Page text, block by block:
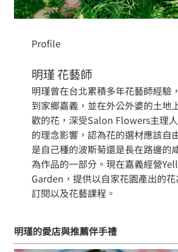
Profile
明瑾 花藝師
明瑾曾在台北累積多年花藝師經驗
到家鄉嘉義，並在外公外婆的土地
歡的花，深受Salon Flowers主理
的理念影響，認為花的選材應該自
是自己種的波斯菊還是長在路邊的
為作品的一部分。現在嘉義經營
Garden，提供以自家花園產出的
訂閱以及花藝課程。
明瑾的愛店與推薦伴手禮